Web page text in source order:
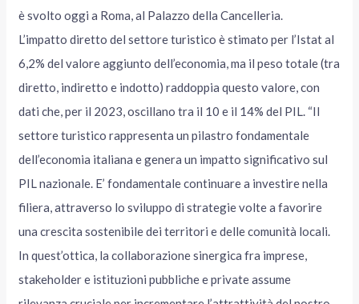
è svolto oggi a Roma, al Palazzo della Cancelleria.
L’impatto diretto del settore turistico è stimato per l’Istat al
6,2% del valore aggiunto dell’economia, ma il peso totale (tra
diretto, indiretto e indotto) raddoppia questo valore, con
dati che, per il 2023, oscillano tra il 10 e il 14% del PIL. “Il
settore turistico rappresenta un pilastro fondamentale
dell’economia italiana e genera un impatto significativo sul
PIL nazionale. E’ fondamentale continuare a investire nella
filiera, attraverso lo sviluppo di strategie volte a favorire
una crescita sostenibile dei territori e delle comunità locali.
In quest’ottica, la collaborazione sinergica fra imprese,
stakeholder e istituzioni pubbliche e private assume